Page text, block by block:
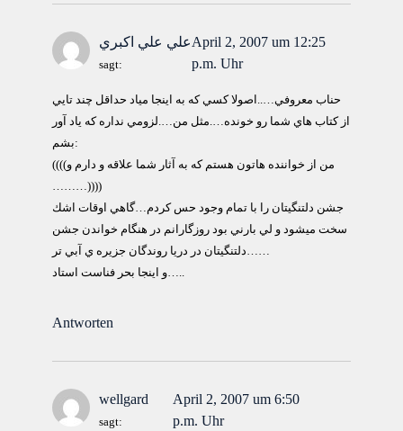
علي علي اكبري
sagt:
April 2, 2007 um 12:25
p.m. Uhr
حناب معروفي…..اصولا كسي كه به اينجا مياد حداقل چند تايي
از كتاب هاي شما رو خونده….مثل من….لزومي نداره كه ياد آور
بشم:
((((من از خواننده هاتون هستم كه به آثار شما علاقه و دارم و
………))))
جشن دلتنگيتان را با تمام وجود حس كردم…گاهي اوقات اشك
سخت ميشود و لي بارني بود روزگارانم در هنگام خواندن جشن
و اينجا بحر فناست استاد…..
Antworten
wellgard
sagt:
April 2, 2007 um 6:50
p.m. Uhr